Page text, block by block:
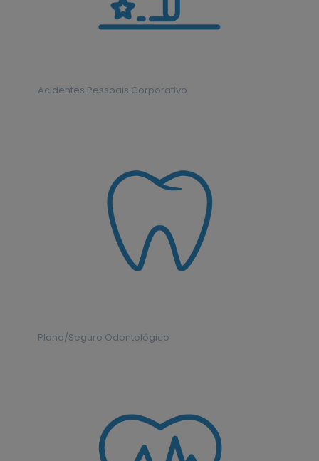
Acidentes Pessoais Corporativo
Plano/Seguro Odontológico